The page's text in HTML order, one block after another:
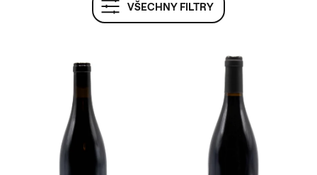
VŠECHNY FILTRY